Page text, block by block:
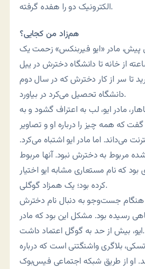
الکترونیک دو را هفده گرفته.
هم‌زاد من کجایی؟
پیش، مادر «ایو فیربنکس» زحمت یک
از خانه تا دانشگاه دخترش در ییل
تا سر از کار دخترش که در سال دوم
دانشگاه تحصیل می‌کرد در بیاورد.
مادر ایو، لب به اعتراف گشود و به
که همه چیز را درباره او و تصاویر
می‌داند. اما مادر ایو اشتباه می‌کرد.
مربوط به دخترش نبود. آنها مربوط
بود که نام مستعاری مشابه ایو اختیار
کرده بود؛ یک همزاد گوگلی.
هنگام جست‌وجو به دنبال نام دخترش
رسیده بود. مشکل این بود که مادر
ایو، بیش از حد به گوگل اعتماد داشت.
بلاگری واشنگتنی است که درباره
او از طریق شبکه اجتماعی فیس‌بوک